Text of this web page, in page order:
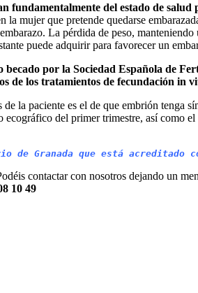
fundamentalmente del estado de salud
la mujer que pretende quedarse
La pérdida de peso,
puede adquirir para favorecer un
por la Sociedad Española de
de los tratamientos de fecundación in
la paciente es el de que embrión tenga
del primer trimestre, así como
Granada que está acreditado
contactar con nosotros dejando un
10 49